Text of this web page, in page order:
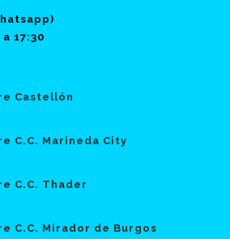
17:30
Castellón
C.C. Marineda City
C.C. Thader
C.C. Mirador de Burgos